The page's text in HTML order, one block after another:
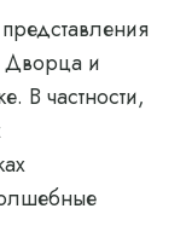
Дворца и
В частности,